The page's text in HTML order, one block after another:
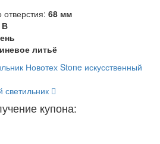
отверстия: 68 мм
В
литьё
светильник
купона: